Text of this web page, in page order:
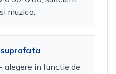
muzica.
alegere in functie de